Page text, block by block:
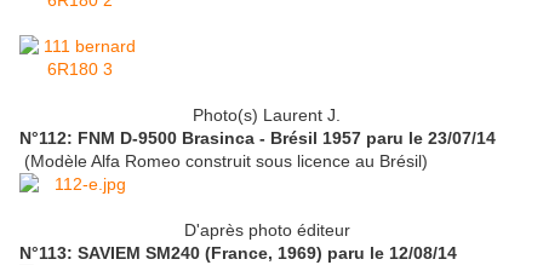
Photo(s) Laurent J.
N°112: FNM D-9500 Brasinca - Brésil 1957 paru le 23/07/14
(Modèle Alfa Romeo construit sous licence au Brésil)
D'après photo éditeur
N°113: SAVIEM SM240 (France, 1969) paru le 12/08/14